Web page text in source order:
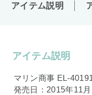
アイテム説明
アイテム説明
マリン商事 EL-
発売日：2015年11月